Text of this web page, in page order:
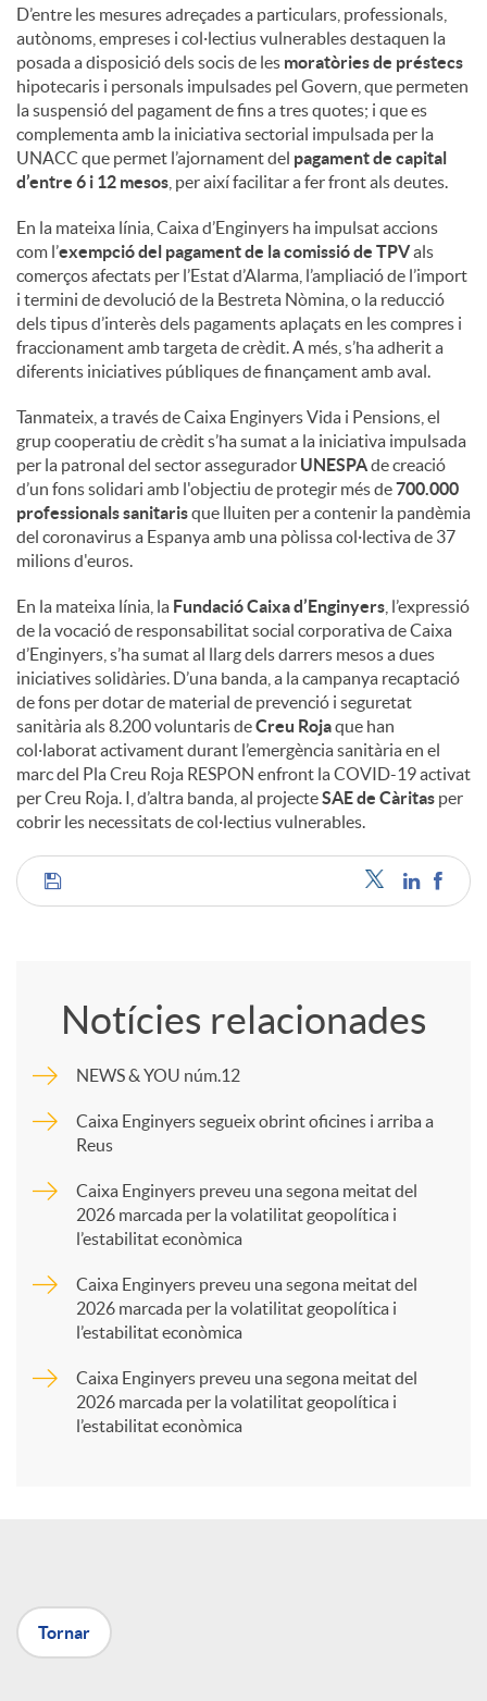
D’entre les mesures adreçades a particulars, professionals,
autònoms, empreses i col·lectius vulnerables destaquen la
posada a disposició dels socis de les moratòries de préstecs
hipotecaris i personals impulsades pel Govern, que permeten
la suspensió del pagament de fins a tres quotes; i que es
complementa amb la iniciativa sectorial impulsada per la
UNACC que permet l’ajornament del pagament de capital
d’entre 6 i 12 mesos , per així facilitar a fer front als deutes.
En la mateixa línia, Caixa d’Enginyers ha impulsat accions
com l’exempció del pagament de la comissió de TPVals
comerços afectats per l’Estat d’Alarma, l’ampliació de l’import
i termini de devolució de la Bestreta Nòmina, o la reducció
dels tipus d’interès dels pagaments aplaçats en les compres i
fraccionament amb targeta de crèdit. A més, s’ha adherit a
diferents iniciatives públiques de finançament amb aval.
Tanmateix, a través de Caixa Enginyers Vida i Pensions, el
grup cooperatiu de crèdit s’ha sumat a la iniciativa impulsada
per la patronal del sector assegurador UNESPAde creació
d’un fons solidari amb l'objectiu de protegir més de700.000
professionals sanitarisque lluiten per a contenir la pandèmia
del coronavirus a Espanya amb una pòlissa col·lectiva de 37
milions d'euros.
En la mateixa línia, la Fundació Caixa d’Enginyers , l’expressió
de la vocació de responsabilitat social corporativa de Caixa
d’Enginyers, s’ha sumat al llarg dels darrers mesos a dues
iniciatives solidàries. D’una banda, a la campanya recaptació
de fons per dotar de material de prevenció i seguretat
sanitària als 8.200 voluntaris deCreu Rojaque han
col·laborat activament durant l’emergència sanitària en el
marc del Pla Creu Roja RESPON enfront la COVID-19 activat
per Creu Roja. I, d’altra banda, al projecteSAE de Càritas per
cobrir les necessitats de col·lectius vulnerables.
C
m
p
a
X
Notícies relacionades
NEWS & YOU núm.12
Caixa Enginyers segueix obrint oficines i arriba a
Reus
Caixa Enginyers preveu una segona meitat del
2026 marcada per la volatilitat geopolítica i
l’estabilitat econòmica
Caixa Enginyers preveu una segona meitat del
2026 marcada per la volatilitat geopolítica i
l’estabilitat econòmica
Caixa Enginyers preveu una segona meitat del
2026 marcada per la volatilitat geopolítica i
l’estabilitat econòmica
Tornar